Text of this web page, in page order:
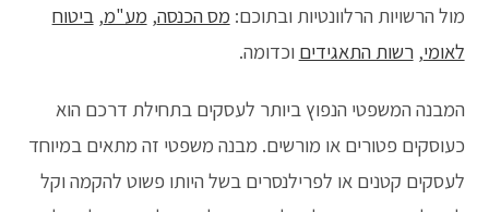
מול הרשויות הרלוונטיות ובתוכם: מס הכנסה, מע"מ, ביטוח
לאומי,רשות התאגידים וכדומה.
המבנה המשפטי הנפוץ ביותר לעסקים בתחילת דרכם הוא
כעוסקים פטורים או מורשים. מבנה משפטי זה מתאים במיוחד
לעסקים קטנים או לפרילנסרים בשל היותו פשוט להקמה וקל